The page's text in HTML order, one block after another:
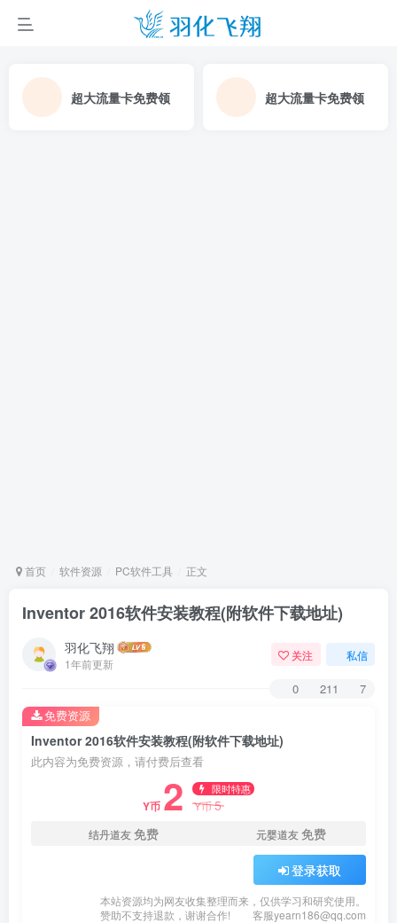
超大流量卡免费领 超大流量卡免费领
首页 软件资源 PC软件工具 正文
Inventor 2016软件安装教程(附软件下载地址)
羽化飞翔
1年前更新
关注 私信
0 211 7
Inventor 2016软件安装教程(附软件下载地址)
此内容为免费资源，请付费后查看
Y币 2 限时特惠
Y币5
结丹道友免费 元婴道友免费
登录获取
本站资源均为网友收集整理而来，仅供学习和研究使用。
赞助不支持退款，谢谢合作!
客服yearn186@qq.com
免费资源